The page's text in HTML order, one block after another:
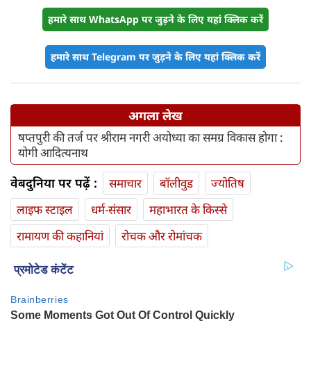
हमारे साथ WhatsApp पर जुड़ने के लिए यहां क्लिक करें
हमारे साथ Telegram पर जुड़ने के लिए यहां क्लिक करें
अगला लेख
षप्तपुरी की तर्ज पर श्रीराम नगरी अयोध्या का समग्र विकास होगा :
योगी आदित्यनाथ
वेबदुनिया पर पढ़ें : समाचार बॉलीवुड
ज्योतिष
लाइफ स्‍टाइल
धर्म-संसार
महाभारत के किस्से
रामायण की कहानियां
रोचक और रोमांचक